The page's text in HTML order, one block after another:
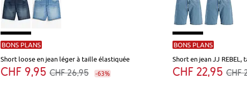
BONS PLANS
Short loose en jean léger à taille élastiquée
CHF 9,95 CHF 26,95 -63%
BONS PLANS
Short en jean JJ REBEL,
CHF 22,95 CHF